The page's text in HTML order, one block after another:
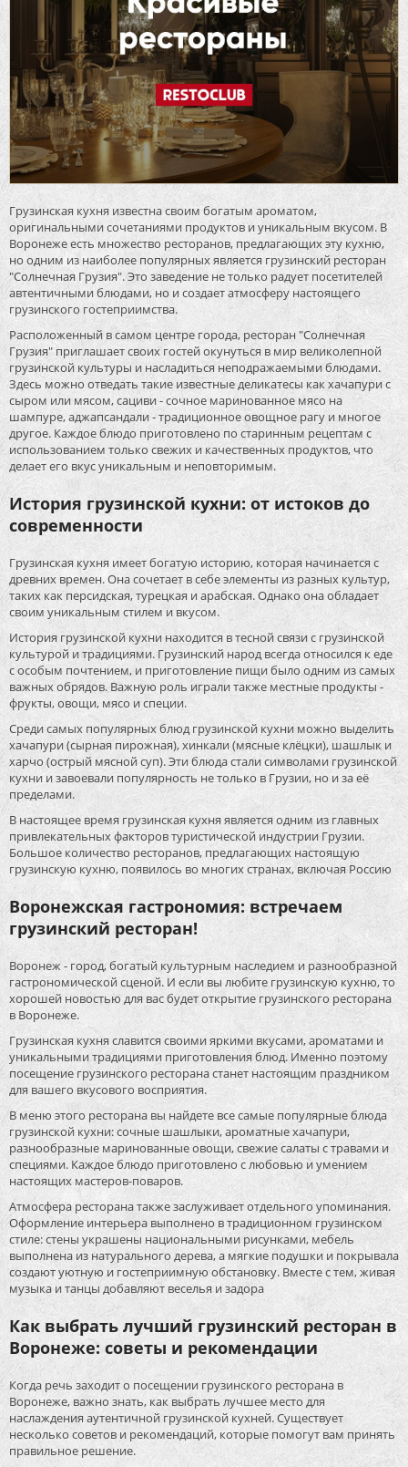
Грузинская кухня известна своим богатым ароматом,
оригинальными сочетаниями продуктов и уникальным вкусом. В
Воронеже есть множество ресторанов, предлагающих эту кухню,
но одним из наиболее популярных является грузинский ресторан
"Солнечная Грузия". Это заведение не только радует посетителей
автентичными блюдами, но и создает атмосферу настоящего
грузинского гостеприимства.
Расположенный в самом центре города, ресторан "Солнечная
Грузия" приглашает своих гостей окунуться в мир великолепной
грузинской культуры и насладиться неподражаемыми блюдами.
Здесь можно отведать такие известные деликатесы как хачапури с
сыром или мясом, сациви - сочное маринованное мясо на
шампуре, аджапсандали - традиционное овощное рагу и многое
другое. Каждое блюдо приготовлено по старинным рецептам с
использованием только свежих и качественных продуктов, что
делает его вкус уникальным и неповторимым.
История грузинской кухни: от истоков до
современности
Грузинская кухня имеет богатую историю, которая начинается с
древних времен. Она сочетает в себе элементы из разных культур,
таких как персидская, турецкая и арабская. Однако она обладает
своим уникальным стилем и вкусом.
История грузинской кухни находится в тесной связи с грузинской
культурой и традициями. Грузинский народ всегда относился к еде
с особым почтением, и приготовление пищи было одним из самых
важных обрядов. Важную роль играли также местные продукты -
фрукты, овощи, мясо и специи.
Среди самых популярных блюд грузинской кухни можно выделить
хачапури (сырная пирожная), хинкали (мясные клёцки), шашлык и
харчо (острый мясной суп). Эти блюда стали символами грузинской
кухни и завоевали популярность не только в Грузии, но и за её
пределами.
В настоящее время грузинская кухня является одним из главных
привлекательных факторов туристической индустрии Грузии.
Большое количество ресторанов, предлагающих настоящую
грузинскую кухню, появилось во многих странах, включая Россию
Воронежская гастрономия: встречаем
грузинский ресторан!
Воронеж - город, богатый культурным наследием и разнообразной
гастрономической сценой. И если вы любите грузинскую кухню, то
хорошей новостью для вас будет открытие грузинского ресторана
в Воронеже.
Грузинская кухня славится своими яркими вкусами, ароматами и
уникальными традициями приготовления блюд. Именно поэтому
посещение грузинского ресторана станет настоящим праздником
для вашего вкусового восприятия.
В меню этого ресторана вы найдете все самые популярные блюда
грузинской кухни: сочные шашлыки, ароматные хачапури,
разнообразные маринованные овощи, свежие салаты с травами и
специями. Каждое блюдо приготовлено с любовью и умением
настоящих мастеров-поваров.
Атмосфера ресторана также заслуживает отдельного упоминания.
Оформление интерьера выполнено в традиционном грузинском
стиле: стены украшены национальными рисунками, мебель
выполнена из натурального дерева, а мягкие подушки и покрывала
создают уютную и гостеприимную обстановку. Вместе с тем, живая
музыка и танцы добавляют веселья и задора
Как выбрать лучший грузинский ресторан в
Воронеже: советы и рекомендации
Когда речь заходит о посещении грузинского ресторана в
Воронеже, важно знать, как выбрать лучшее место для
наслаждения аутентичной грузинской кухней. Существует
несколько советов и рекомендаций, которые помогут вам принять
правильное решение.